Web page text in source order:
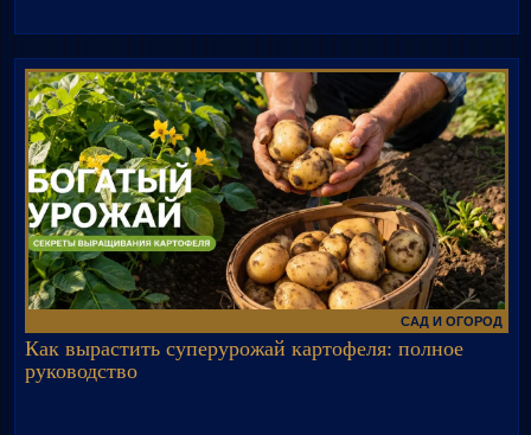
САД И ОГОРОД
Как вырастить суперурожай картофеля: полное
руководство